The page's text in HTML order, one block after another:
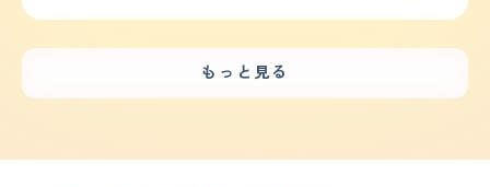
ンキャンした吠え方と、それぞれの状況によって吠え方が
りは用心したほうがいいかもしれません。シャンプーは犬
健康問題は肥満気味なのと年齢を重ねているので身体機能
の低下、白内障といったものはあります。定期的な健康診
のでそう多くはありません。 【鳴き声】 どちらかと言え
ス」と基本的なコマンドはわかるようです。 【お手入
れ】 皮膚のアレルギーがあるので、定期的に病院で診て
いきます。落ち着きがなくトイレも動きながらするので本
ことはないですが小型犬には多い膝蓋骨脱臼に軽度なりか
ットや階段にも一工夫して足へ負担がかからないようにし
もっと見る